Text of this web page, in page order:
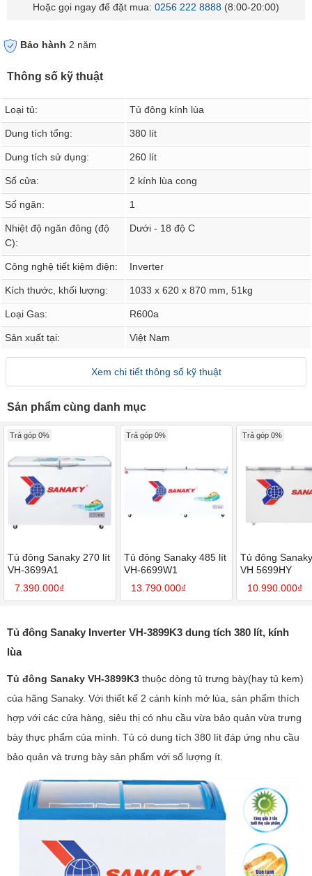
Hoặc gọi ngay để đặt mua: 0256 222 8888 (8:00-20:00)
Bảo hành 2 năm
Thông số kỹ thuật
Loại tủ: Tủ đông kính lùa
Dung tích tổng: 380 lít
Dung tích sử dụng: 260 lít
Số cửa: 2 kính lùa cong
Số ngăn: 1
Nhiệt độ ngăn đông (độ
C):
Dưới - 18 độ C
Công nghệ tiết kiệm điện: Inverter
Kích thước, khối lượng: 1033 x 620 x 870 mm, 51kg
Loại Gas: R600a
Sản xuất tại: Việt Nam
Xem chi tiết thông số kỹ thuật
Sản phẩm cùng danh mục
Trả góp 0%
Tủ đông Sanaky 270 lít
VH-3699A1
7.390.000₫
Trả góp 0%
Tủ đông Sanaky 485 lít
VH-6699W1
13.790.000₫
Trả góp 0%
Tủ đông
VH 5699HY
10.990.000₫
Tủ đông Sanaky Inverter VH-3899K3 dung tích 380 lít, kính
lùa
Tủ đông Sanaky VH-3899K3 thuộc dòng tủ trưng bày(hay tủ kem)
của hãng Sanaky. Với thiết kế 2 cánh kính mở lùa, sản phẩm thích
hợp với các cửa hàng, siêu thị có nhu cầu vừa bảo quản vừa trưng
bày thực phẩm của mình. Tủ có dung tích 380 lít đáp ứng nhu cầu
bảo quản và trưng bày sản phẩm với số lượng ít.